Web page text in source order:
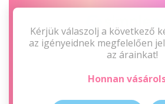
Kérjük válaszolj a következő
az igényeidnek megfelelően
az árainkat!
Honnan